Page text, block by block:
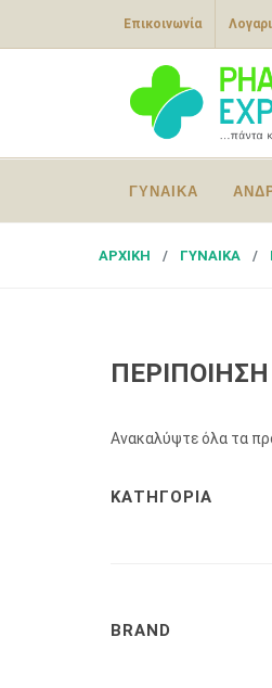
Επικοινωνία
ΓΥΝΑΙΚΑ
ΑΡΧΙΚΗ ΓΥΝΑΙΚΑ
Ανακαλύψτε όλα τα
ΚΑΤΗΓΟΡΙΑ
BRAND